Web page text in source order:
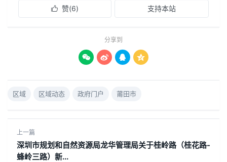
 赞(6) 支持本站
分享到
   
区域 区域动态 政府门户 莆田市
上一篇
深圳市规划和自然资源局龙华管理局关于桂岭路（桂花路-
蜂岭三路）新...